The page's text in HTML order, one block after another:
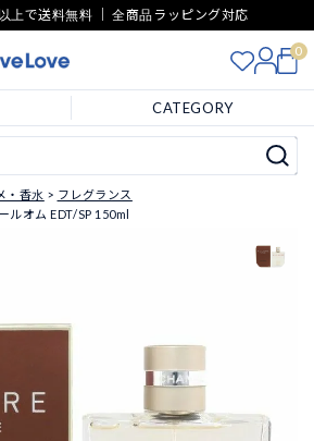
上で送料無料 ｜ 全商品ラッピング対応
0
CATEGORY
・香水
フレグランス
ルオム EDT/SP 150ml